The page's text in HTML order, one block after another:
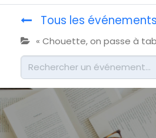
Tous les événements
« Chouette, on passe à